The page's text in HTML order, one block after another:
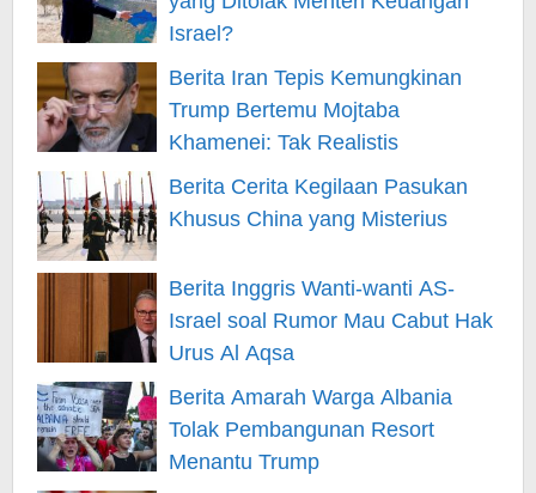
Israel?
Berita Iran Tepis Kemungkinan
Trump Bertemu Mojtaba
Khamenei: Tak Realistis
Berita Cerita Kegilaan Pasukan
Khusus China yang Misterius
Berita Inggris Wanti-wanti AS-
Israel soal Rumor Mau Cabut Hak
Urus Al Aqsa
Berita Amarah Warga Albania
Tolak Pembangunan Resort
Menantu Trump